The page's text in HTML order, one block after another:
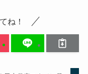
ね！